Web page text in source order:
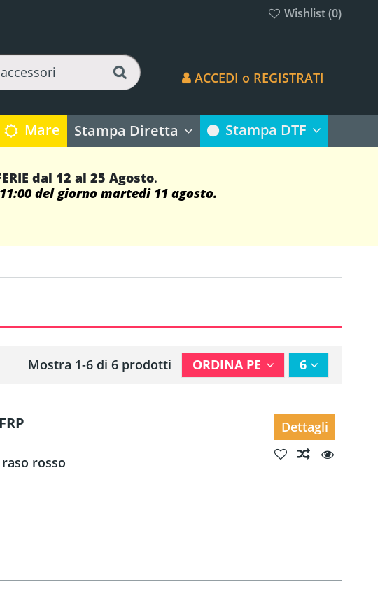
Wishlist (0)
ACCEDI o REGISTRATI
Mare Stampa Diretta Stampa DTF
dal 12 al 25 Agosto.
del giorno martedi 11 agosto.
Mostra 1-6 di 6 prodotti ORDINA PER 6
rosso
Dettagli